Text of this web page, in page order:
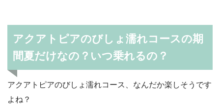
アクアトピアのびしょ濡れコースの期
間夏だけなの？いつ乗れるの？
アクアトピアのびしょ濡れコース、なんだか楽しそうです
よね？